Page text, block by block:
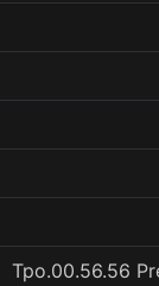
Tpo.00.56.56